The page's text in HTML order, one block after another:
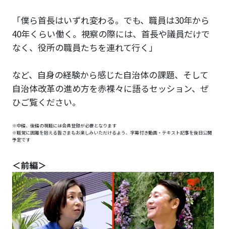
「僕ら首長はいずれ変わる。でも、職員は30年から
40年くらい働く。視察の際には、首長や議員だけで
なく、役所の職員たちを連れて行く」
など、自身の経験から感じた自治体の課題、そして
自治体改革の進め方を赤裸々に語るセッション、ぜ
ひご覧ください。
※中編、後編の視聴には会員登録が必要となります
※聴覚に困難を抱える皆さまもお楽しみいただけるよう、字幕付き動画・テキスト記事を後日公開
予定です
＜前編＞